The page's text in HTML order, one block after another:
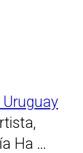
Uruguay
Ha …